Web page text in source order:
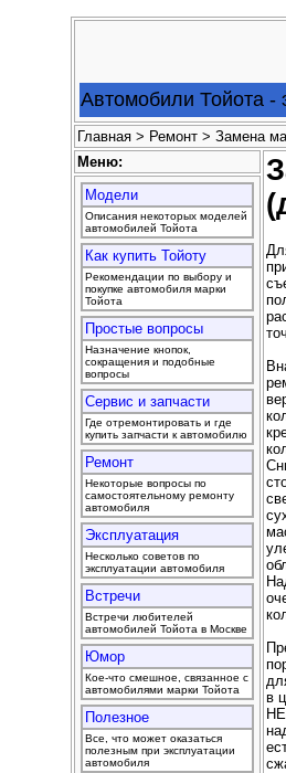
Автомобили Тойота -
Главная > Ремонт > Замена
Меню:
в
Модели
Описания некоторых моделей
автомобилей Тойота
Как купить Тойоту
Рекомендации по выбору и
покупке автомобиля марки
Тойота
Простые вопросы
Назначение кнопок,
сокращения и подобные
вопросы
Сервис и запчасти
Где отремонтировать и где
купить запчасти к автомобилю
Ремонт
Некоторые вопросы по
самостоятельному ремонту
автомобиля
Эксплуатация
Несколько советов по
эксплуатации автомобиля
Встречи
Встречи любителей
автомобилей Тойота в Москве
Юмор
Кое-что смешное, связанное с
автомобилями марки Тойота
Полезное
Все, что может оказаться
полезным при эксплуатации
автомобиля